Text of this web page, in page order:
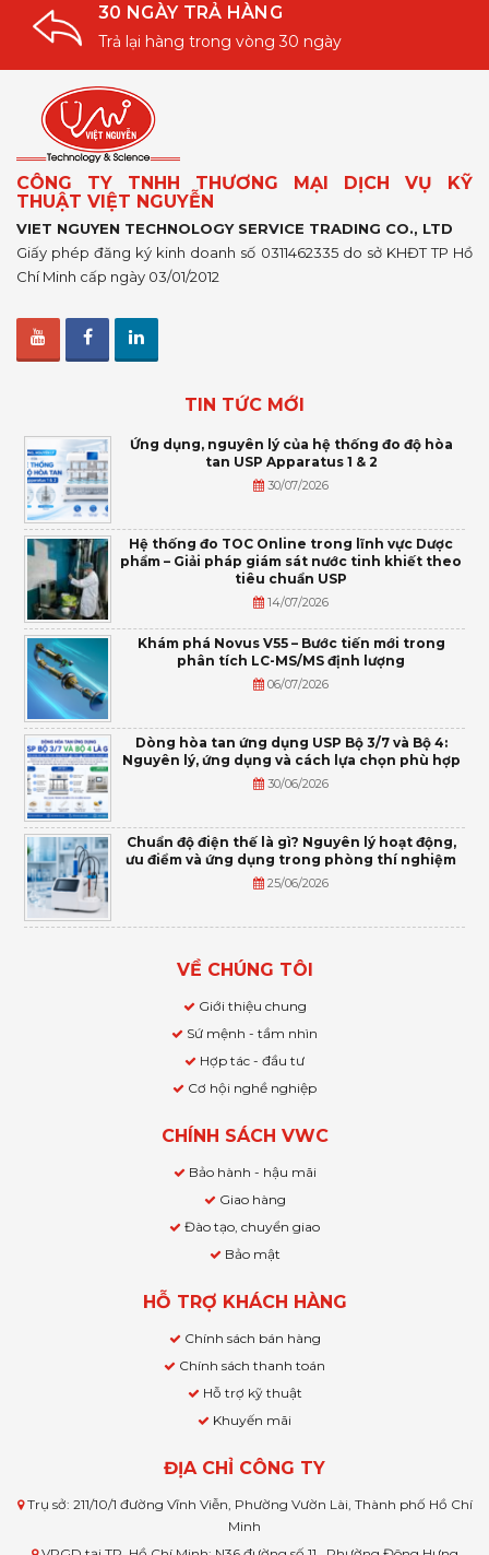
30 NGÀY TRẢ HÀNG
Trả lại hàng trong vòng 30 ngày
CÔNG TY TNHH THƯƠNG MẠI DỊCH VỤ KỸ
THUẬT VIỆT NGUYỄN
VIET NGUYEN TECHNOLOGY SERVICE TRADING CO., LTD
Giấy phép đăng ký kinh doanh số 0311462335 do sở KHĐT TP Hồ
Chí Minh cấp ngày 03/01/2012
TIN TỨC MỚI
Ứng dụng, nguyên lý của hệ thống đo độ hòa
tan USP Apparatus 1 & 2
30/07/2026
Hệ thống đo TOC Online trong lĩnh vực Dược
phẩm – Giải pháp giám sát nước tinh khiết theo
tiêu chuẩn USP
14/07/2026
Khám phá Novus V55 – Bước tiến mới trong
phân tích LC-MS/MS định lượng
06/07/2026
Dòng hòa tan ứng dụng USP Bộ 3/7 và Bộ 4:
Nguyên lý, ứng dụng và cách lựa chọn phù hợp
30/06/2026
Chuẩn độ điện thế là gì? Nguyên lý hoạt động,
ưu điểm và ứng dụng trong phòng thí nghiệm
25/06/2026
VỀ CHÚNG TÔI
Giới thiệu chung
Sứ mệnh - tầm nhìn
Hợp tác - đầu tư
Cơ hội nghề nghiệp
CHÍNH SÁCH VWC
Bảo hành - hậu mãi
Giao hàng
Đào tạo, chuyển giao
Bảo mật
HỖ TRỢ KHÁCH HÀNG
Chính sách bán hàng
Chính sách thanh toán
Hỗ trợ kỹ thuật
Khuyến mãi
ĐỊA CHỈ CÔNG TY
Trụ sở: 211/10/1 đường Vĩnh Viễn, Phường Vườn Lài, Thành phố Hồ Chí
Minh